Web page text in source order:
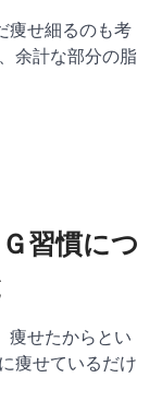
痩せ細るのも考
余計な部分の脂
習慣につ
痩せたからとい
痩せているだけ